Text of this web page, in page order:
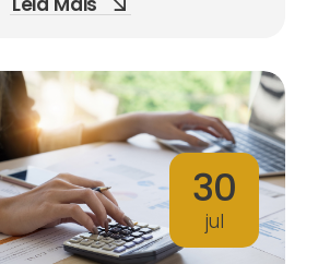
30
jul